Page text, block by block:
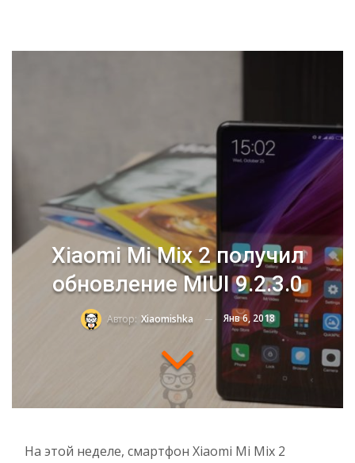
Xiaomi Mi Mix 2 получил
обновление MIUI 9.2.3.0
Автор: Xiaomishka Янв 6, 2018
На этой неделе, смартфон Xiaomi Mi Mix 2